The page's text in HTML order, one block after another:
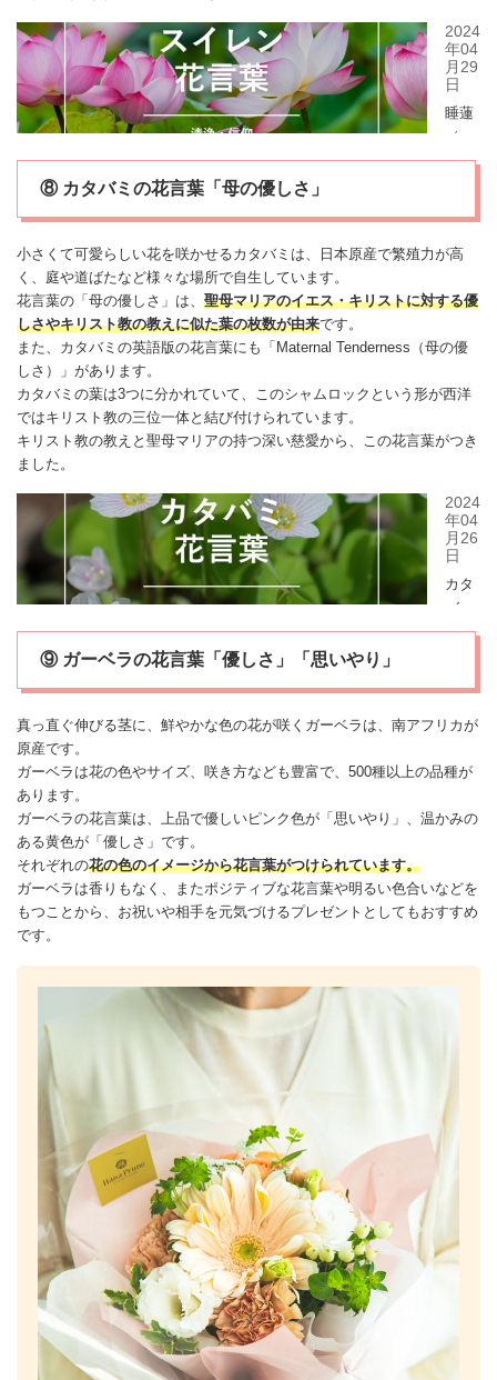
⑧ カタバミの花言葉「母の優しさ」
小さくて可愛らしい花を咲かせるカタバミ は、日本原産で繁殖力が高
く、庭や道ばたなど様々な場所で自生しています。
花言葉の「母の優しさ」は、 聖母マリアのイエス・キリストに対する優
しさやキリスト教の教えに似た葉の枚数が由来です。
また、 カタバミ の英語版の花言葉にも「Maternal Tenderness（母の優
しさ）」があります。
カタバミ の葉は3つに分かれていて、このシャムロックという形が西洋
ではキリスト教の三位一体と結び付けられています。
キリスト教の教えと聖母マリアの持つ深い慈愛から、この花言葉がつき
ました。
⑨ ガーベラの花言葉「優しさ」「思いやり」
真っ直ぐ伸びる茎に、鮮やかな色の花が咲く ガーベラ は、南アフリカが
原産です。
ガーベラ は花の色やサイズ、咲き方なども豊富で、500種以上の品種が
あります。
ガーベラの花言葉は、上品で優しいピンク色が「思いやり」、温かみの
ある黄色が「優しさ」です。
それぞれの花の色のイメージから花言葉がつけられています。
ガーベラ は香りもなく、またポジティブな花言葉や明るい色合いなどを
もつことから、お祝いや相手を元気づけるプレゼントとしてもおすすめ
です。